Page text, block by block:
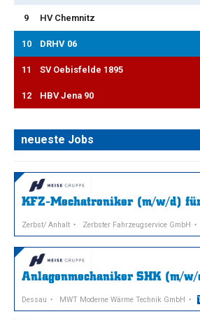
9 HV Chemnitz
10 DRHV 06
11 SV Oebisfelde 1895
12 HBV Jena 90
neueste Jobs
KFZ-Mechatroniker (m/w/d)
Zerbst/ Anhalt Zerbster Fahrzeugservice GmbH
Anlagenmechaniker SHK (m/
Dessau MWT Moderne Wärme Technik GmbH